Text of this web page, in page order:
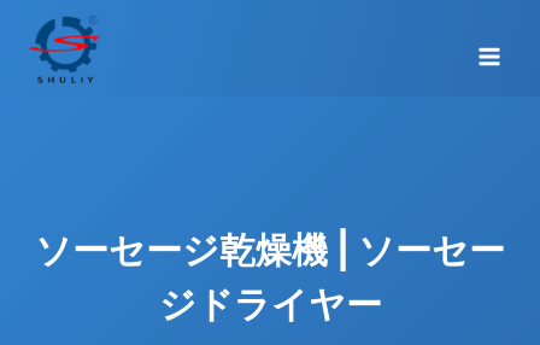
ソーセージ乾燥機 | ソーセー
ジドライヤー